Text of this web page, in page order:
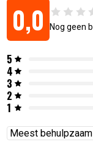
0,0 Nog geen
5
4
3
2
1
Reviews